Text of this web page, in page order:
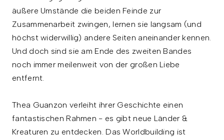
äußere Umstände die beiden Feinde zur
Zusammenarbeit zwingen, lernen sie langsam (und
höchst widerwillig) andere Seiten aneinander kennen.
Und doch sind sie am Ende des zweiten Bandes
noch immer meilenweit von der großen Liebe
entfernt.
Thea Guanzon verleiht ihrer Geschichte einen
fantastischen Rahmen - es gibt neue Länder &
Kreaturen zu entdecken. Das Worldbuilding ist